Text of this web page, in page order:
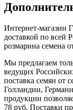
Интернет-магазин
доставкой по всей
розмарина семена
Мы предлагаем
ведущих
поставка семян от
Голландии,
продукции
78 руб. Поставки